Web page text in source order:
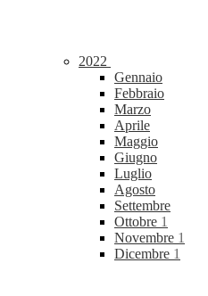
2022
Gennaio
Febbraio
Marzo
Aprile
Maggio
Giugno
Luglio
Agosto
Settembre
Ottobre 1
Novembre 1
Dicembre 1